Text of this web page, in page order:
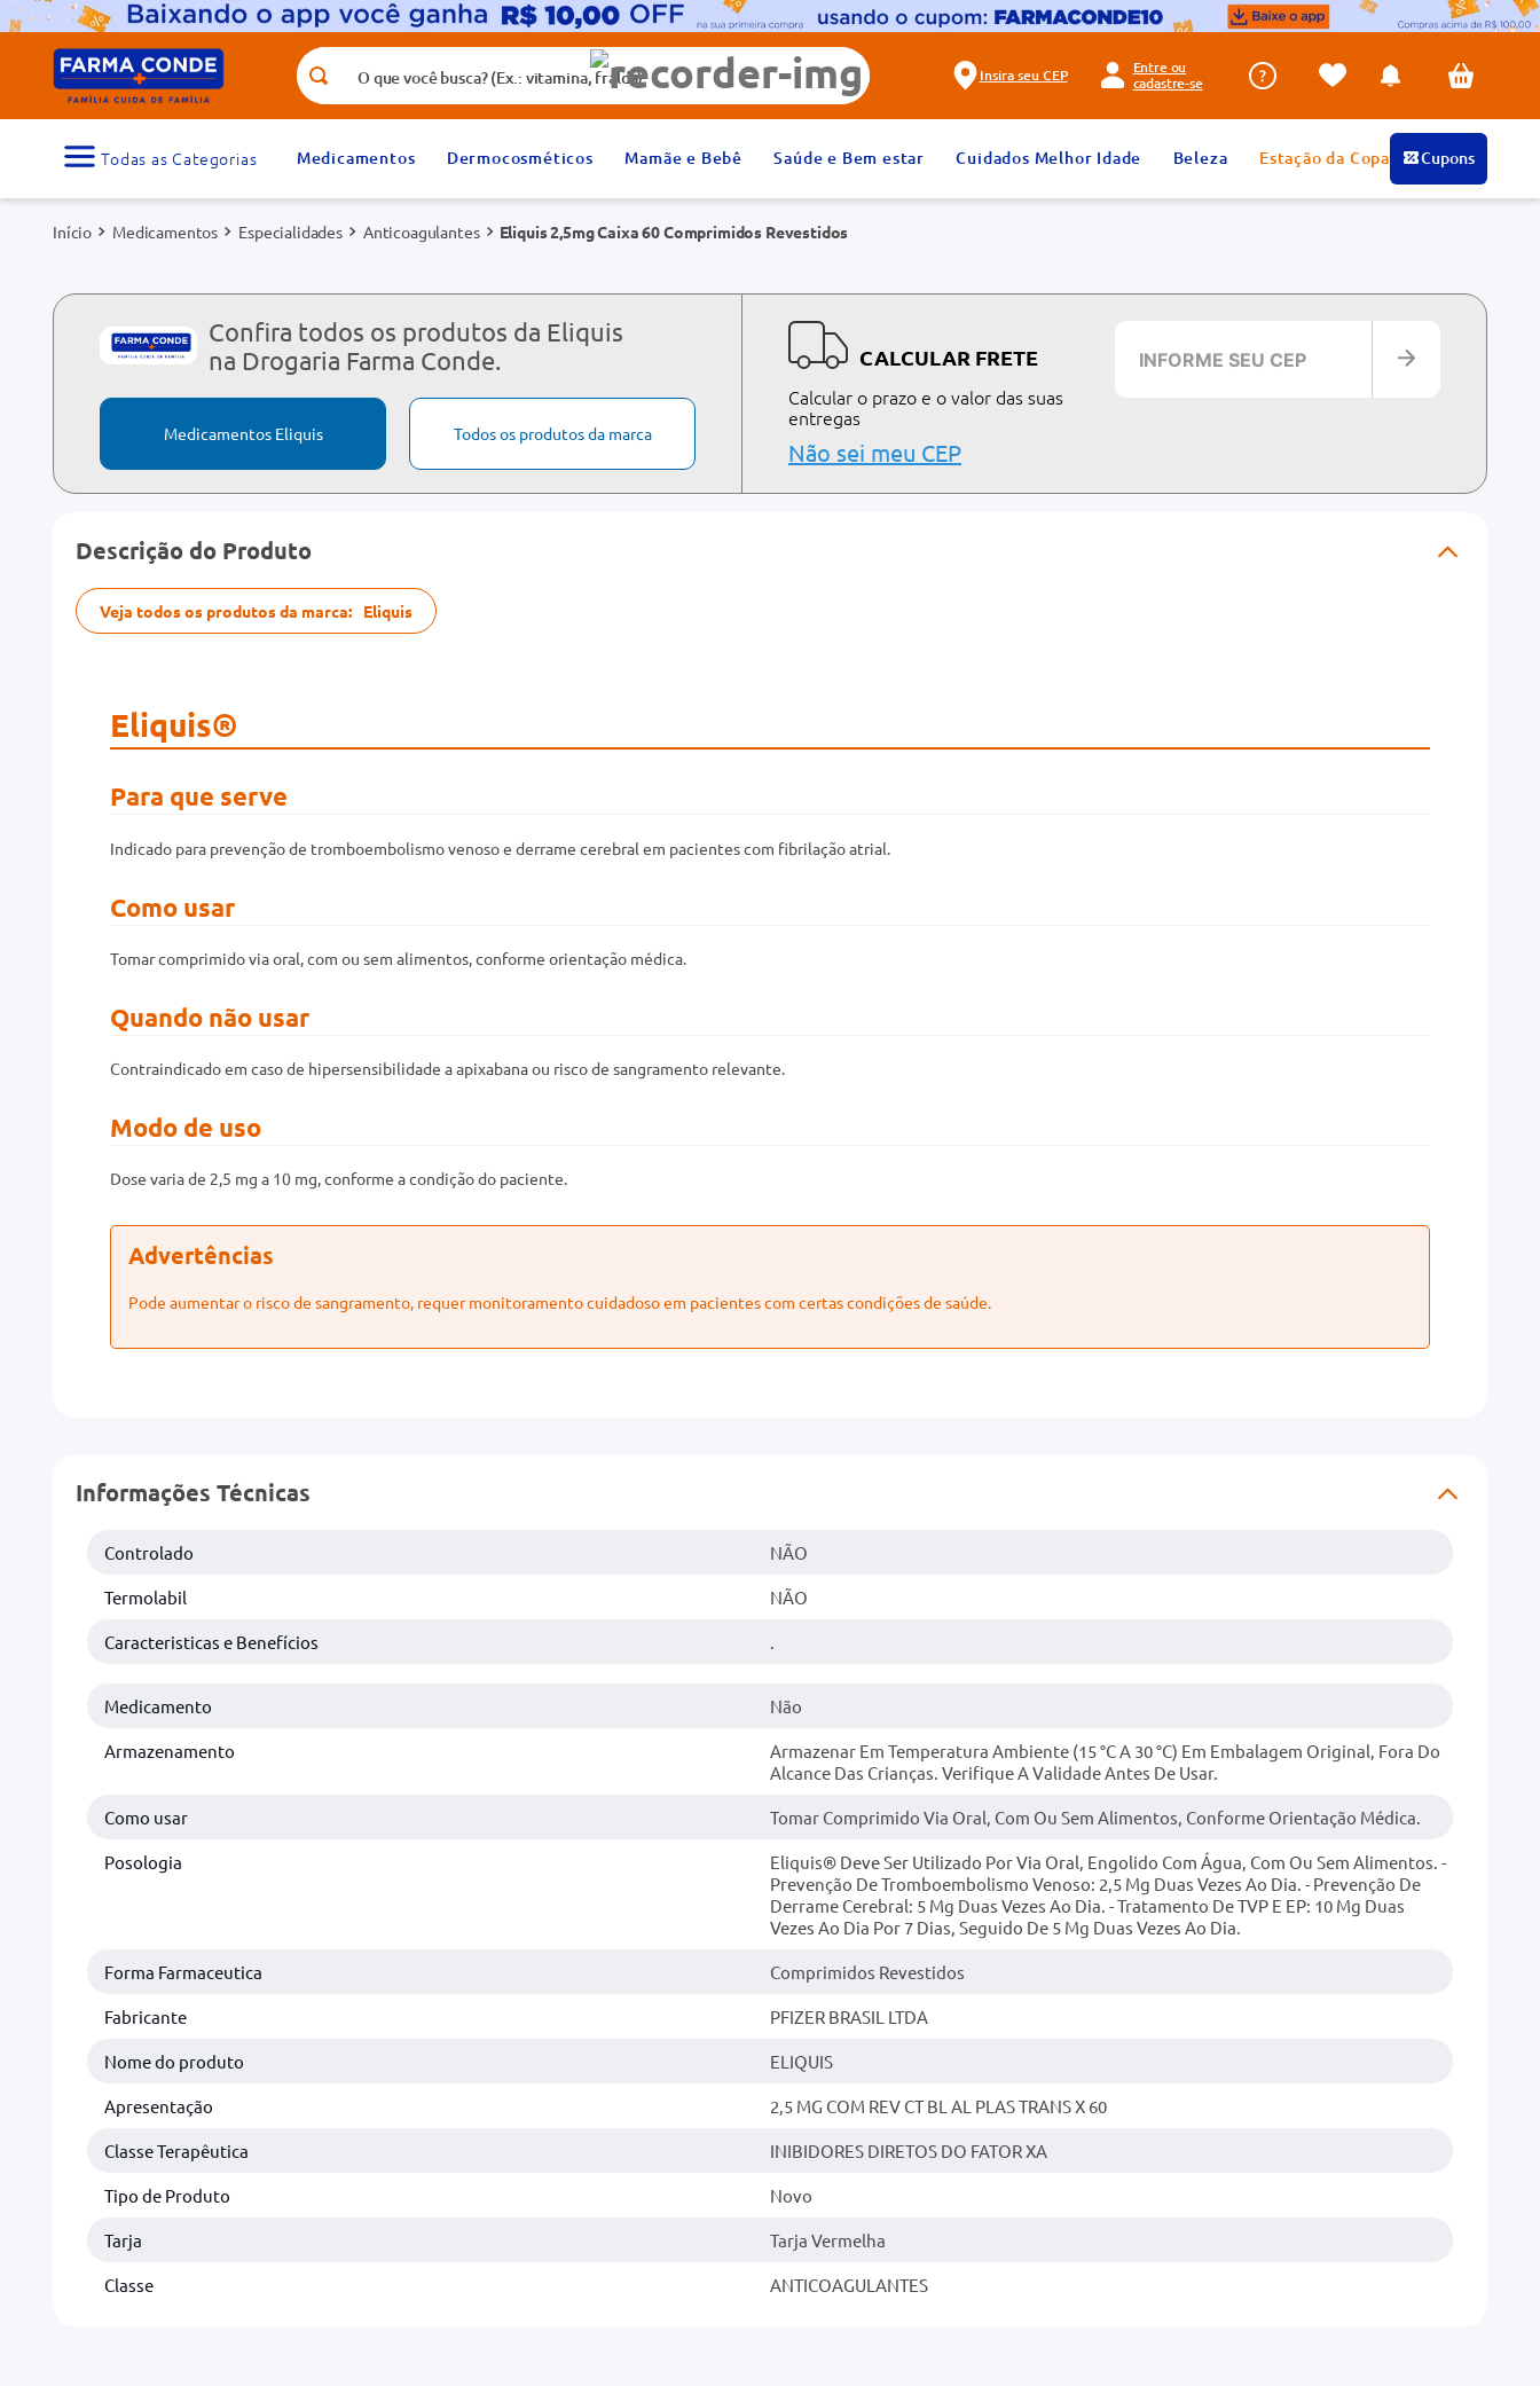
O que você busca? (Ex.: vitamina, fralda)
Insira seu CEP
Entre ou
cadastre-se
Medicamentos Dermocosméticos Mamãe e Bebê Saúde e Bem estar Cuidados Melhor Idade Beleza Estação da Copa Cupons
Medicamentos Especialidades Anticoagulantes Eliquis 2,5mg Caixa 60 Comprimidos Revestidos
Confira todos os produtos da Eliquis
na Drogaria Farma Conde.
Medicamentos Eliquis Todos os produtos da marca
CALCULAR FRETE
Calcular o prazo e o valor das suas
entregas
Não sei meu CEP
Descrição do Produto
Veja todos os produtos da marca: Eliquis
Eliquis®
Para que serve
Indicado para prevenção de tromboembolismo venoso e derrame cerebral em pacientes com fibrilação atrial.
Como usar
Tomar comprimido via oral, com ou sem alimentos, conforme orientação médica.
Quando não usar
Contraindicado em caso de hipersensibilidade a apixabana ou risco de sangramento relevante.
Modo de uso
Dose varia de 2,5 mg a 10 mg, conforme a condição do paciente.
Advertências
Pode aumentar o risco de sangramento, requer monitoramento cuidadoso em pacientes com certas condições de saúde.
Informações Técnicas
Controlado NÃO
Termolabil NÃO
Caracteristicas e Benefícios .
Medicamento Não
Armazenamento
Armazenar Em Temperatura Ambiente (15 °C A 30 °C) Em Embalagem Original, Fora Do
Alcance Das Crianças. Verifique A Validade Antes De Usar.
Como usar Tomar Comprimido Via Oral, Com Ou Sem Alimentos, Conforme Orientação Médica.
Posologia
Eliquis® Deve Ser Utilizado Por Via Oral, Engolido Com Água, Com Ou Sem Alimentos. -
Prevenção De Tromboembolismo Venoso: 2,5 Mg Duas Vezes Ao Dia. - Prevenção De
Derrame Cerebral: 5 Mg Duas Vezes Ao Dia. - Tratamento De TVP E EP: 10 Mg Duas
Vezes Ao Dia Por 7 Dias, Seguido De 5 Mg Duas Vezes Ao Dia.
Forma Farmaceutica Comprimidos Revestidos
Fabricante PFIZER BRASIL LTDA
Nome do produto ELIQUIS
Apresentação 2,5 MG COM REV CT BL AL PLAS TRANS X 60
Classe Terapêutica INIBIDORES DIRETOS DO FATOR XA
Tipo de Produto Novo
Tarja Tarja Vermelha
Classe ANTICOAGULANTES
Termos mais buscados
1
medicamento 2º
fralda
5º rosuvastatina 20mg 6º
absorvente